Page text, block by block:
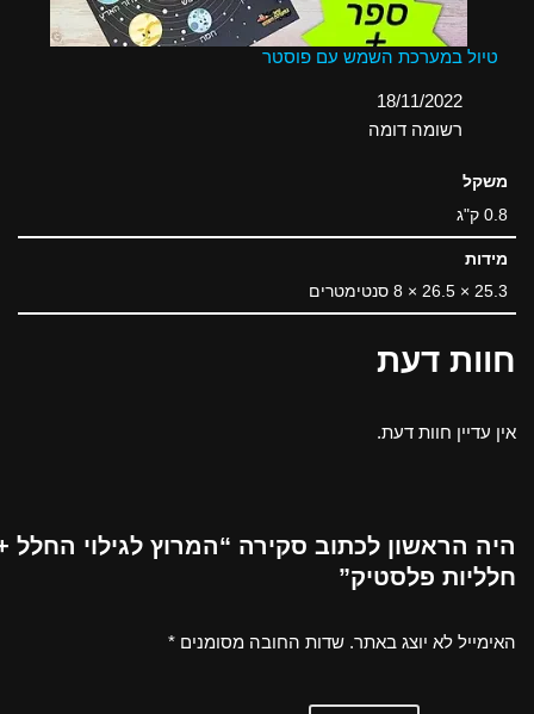
טיול במערכת השמש עם פוסטר
תאריך18/11/2022
בהקשר ל-
רשומה דומה
משקל
0.8 ק"ג
מידות
25.3 × 26.5 × 8 סנטימטרים
חוות דעת
אין עדיין חוות דעת.
היה הראשון לכתוב סקירה “המרוץ לגילוי החלל
חלליות פלסטיק”
האימייל לא יוצג באתר. שדות החובה מסומנים *